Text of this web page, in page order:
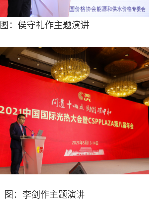
图：侯守礼作主题演讲
图：李剑作主题演讲